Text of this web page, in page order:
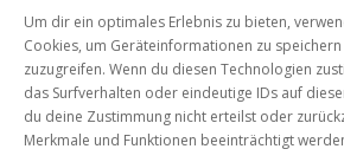
Um dir ein optimales Erlebnis zu bieten,
Cookies, um Geräteinformationen zu
zuzugreifen. Wenn du diesen Technologien
das Surfverhalten oder eindeutige IDs auf
du deine Zustimmung nicht erteilst oder
Merkmale und Funktionen beeinträchtigt